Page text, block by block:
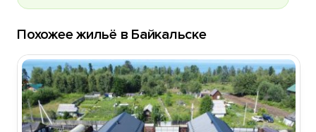
Похожее жильё в Байкальске